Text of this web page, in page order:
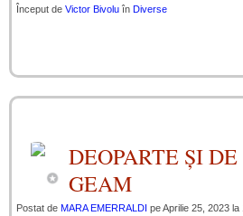
Început de Victor Bivolu în Diverse
DEOPARTE ȘI
GEAM
Postat de MARA EMERRALDI pe Aprilie 25, 2023 la